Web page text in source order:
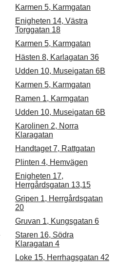
Karmen 5, Karmgatan
Enigheten 14, Västra
Torggatan 18
Karmen 5, Karmgatan
Hästen 8, Karlagatan 36
Udden 10, Museigatan 6B
Karmen 5, Karmgatan
Ramen 1, Karmgatan
Udden 10, Museigatan 6B
Karolinen 2, Norra
Klaragatan
Handtaget 7, Rattgatan
Plinten 4, Hemvägen
Enigheten 17,
Herrgårdsgatan 13,15
Gripen 1, Herrgårdsgatan
20
Gruvan 1, Kungsgatan 6
Staren 16, Södra
Klaragatan 4
Loke 15, Herrhagsgatan 42